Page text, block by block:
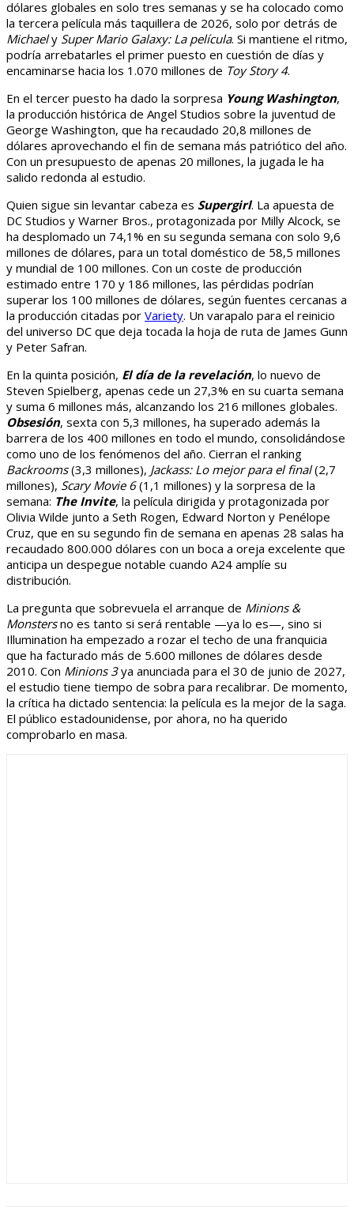
dólares globales en solo tres semanas y se ha colocado como
la tercera película más taquillera de 2026, solo por detrás de
Michaely Super Mario Galaxy: La película. Si mantiene el ritmo,
podría arrebatarles el primer puesto en cuestión de días y
encaminarse hacia los 1.070 millones de Toy Story 4.
En el tercer puesto ha dado la sorpresa Young Washington,
la producción histórica de Angel Studios sobre la juventud de
George Washington, que ha recaudado 20,8 millones de
dólares aprovechando el fin de semana más patriótico del año.
Con un presupuesto de apenas 20 millones, la jugada le ha
salido redonda al estudio.
Quien sigue sin levantar cabeza es Supergirl. La apuesta de
DC Studios y Warner Bros., protagonizada por Milly Alcock, se
ha desplomado un 74,1% en su segunda semana con solo 9,6
millones de dólares, para un total doméstico de 58,5 millones
y mundial de 100 millones. Con un coste de producción
estimado entre 170 y 186 millones, las pérdidas podrían
superar los 100 millones de dólares, según fuentes cercanas a
la producción citadas por Variety. Un varapalo para el reinicio
del universo DC que deja tocada la hoja de ruta de James Gunn
y Peter Safran.
En la quinta posición, El día de la revelación, lo nuevo de
Steven Spielberg, apenas cede un 27,3% en su cuarta semana
y suma 6 millones más, alcanzando los 216 millones globales.
Obsesión, sexta con 5,3 millones, ha superado además la
barrera de los 400 millones en todo el mundo, consolidándose
como uno de los fenómenos del año. Cierran el ranking
Backrooms(3,3 millones), Jackass: Lo mejor para el final(2,7
millones), Scary Movie 6(1,1 millones) y la sorpresa de la
semana: The Invite, la película dirigida y protagonizada por
Olivia Wilde junto a Seth Rogen, Edward Norton y Penélope
Cruz, que en su segundo fin de semana en apenas 28 salas ha
recaudado 800.000 dólares con un boca a oreja excelente que
anticipa un despegue notable cuando A24 amplíe su
distribución.
La pregunta que sobrevuela el arranque de Minions &
Monstersno es tanto si será rentable —ya lo es—, sino si
Illumination ha empezado a rozar el techo de una franquicia
que ha facturado más de 5.600 millones de dólares desde
2010. Con Minions 3ya anunciada para el 30 de junio de 2027,
el estudio tiene tiempo de sobra para recalibrar. De momento,
la crítica ha dictado sentencia: la película es la mejor de la saga.
El público estadounidense, por ahora, no ha querido
comprobarlo en masa.